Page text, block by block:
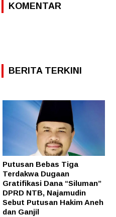
KOMENTAR
BERITA TERKINI
Putusan Bebas Tiga
Terdakwa Dugaan
Gratifikasi Dana “Siluman”
DPRD NTB, Najamudin
Sebut Putusan Hakim Aneh
dan Ganjil